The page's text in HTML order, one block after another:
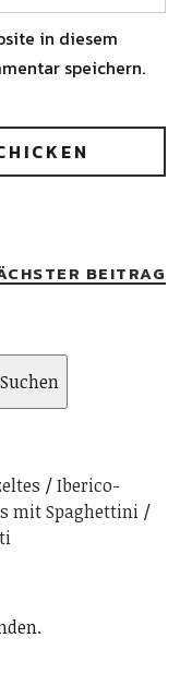
in diesem
speichern.
BEITRAG
Suchen
Iberico-
mit Spaghettini